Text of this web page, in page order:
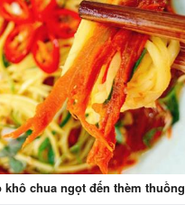
chua ngọt đến thèm thuồng